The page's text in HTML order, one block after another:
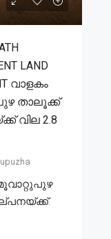
LAND
വാളകം
താലൂക്ക്
വില 2.8